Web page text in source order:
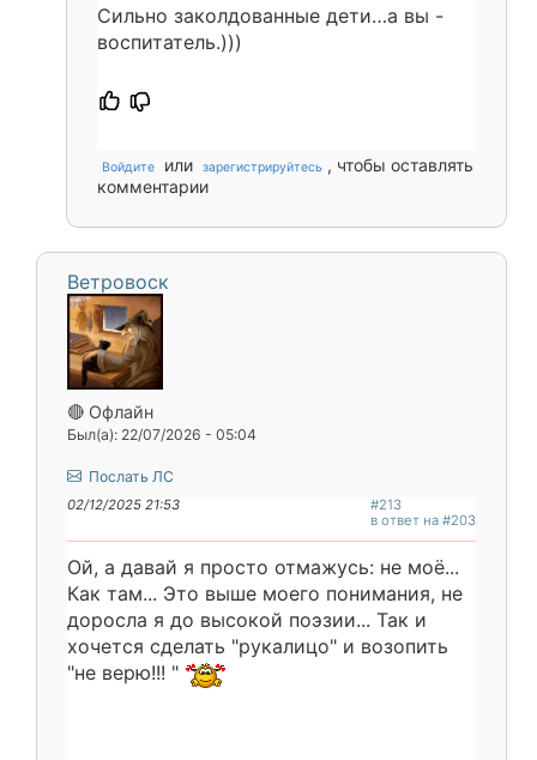
Сильно заколдованные дети…а вы -
воспитатель.)))
Войдите или зарегистрируйтесь , чтобы оставлять
комментарии
Ветровоск
🔴 Офлайн
Был(а): 22/07/2026 - 05:04
Послать ЛС
02/12/2025 21:53
#213
в ответ на #203
Ой, а давай я просто отмажусь: не моë...
Как там... Это выше моего понимания, не
доросла я до высокой поэзии... Так и
хочется сделать "рукалицо" и возопить
"не верю!!! "